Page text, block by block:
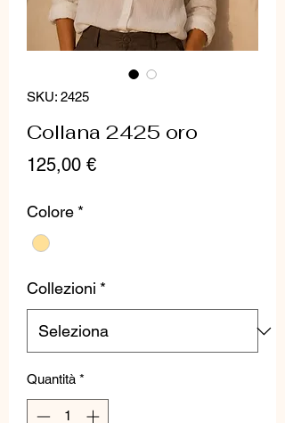
SKU: 2425
Collana 2425 oro
125,00 €Prezzo
Colore *
Collezioni *
Quantità *